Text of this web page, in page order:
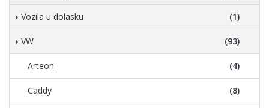
Vozila u dolasku (1)
VW (93)
Arteon (4)
Caddy (8)